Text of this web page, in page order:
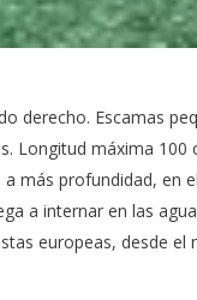
derecho. Escamas
Longitud máxima
más profundidad, en
a internar en las
europeas, desde el